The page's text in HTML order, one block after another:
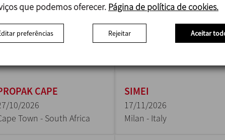
CAPE
10/2026
Town - South Africa
SIMEI
17/11/2026
Milan - Italy
que podemos oferecer. Página de política de cookies.
preferências Rejeitar Aceitar